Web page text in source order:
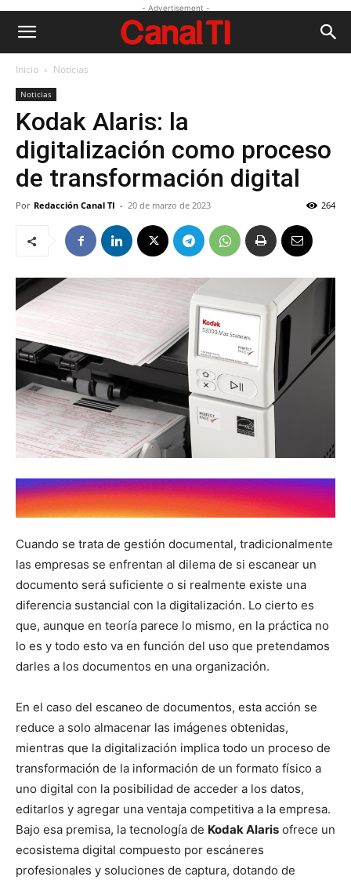
- Advertisement -
Inicio Noticias
Noticias
Kodak Alaris: la
digitalización como proceso
de transformación digital
Por Redacción Canal TI - 20 de marzo de 2023 264
Cuando se trata de gestión documental, tradicionalmente
las empresas se enfrentan al dilema de si escanear un
documento será suficiente o si realmente existe una
diferencia sustancial con la digitalización. Lo cierto es
que, aunque en teoría parece lo mismo, en la práctica no
lo es y todo esto va en función del uso que pretendamos
darles a los documentos en una organización.
En el caso del escaneo de documentos, esta acción se
reduce a solo almacenar las imágenes obtenidas,
mientras que la digitalización implica todo un proceso de
transformación de la información de un formato físico a
uno digital con la posibilidad de acceder a los datos,
editarlos y agregar una ventaja competitiva a la empresa.
Bajo esa premisa, la tecnología de Kodak Alaris ofrece un
ecosistema digital compuesto por escáneres
profesionales y soluciones de captura, dotando de